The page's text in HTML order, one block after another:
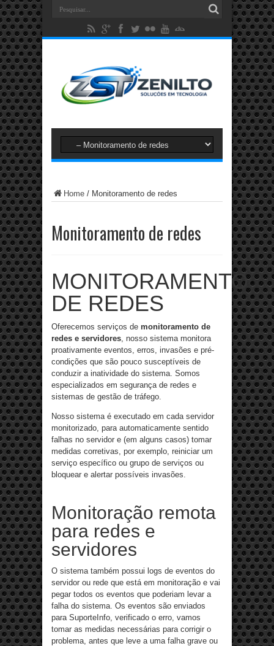
Home / Monitoramento de redes
Monitoramento de redes
MONITORAMENTO
DE REDES
Oferecemos serviços de monitoramento de
redes e servidores, nosso sistema monitora
proativamente eventos, erros, invasões e pré-
condições que são pouco susceptíveis de
conduzir a inatividade do sistema. Somos
especializados em segurança de redes e
sistemas de gestão de tráfego.
Nosso sistema é executado em cada servidor
monitorizado, para automaticamente sentido
falhas no servidor e (em alguns casos) tomar
medidas corretivas, por exemplo, reiniciar um
serviço específico ou grupo de serviços ou
bloquear e alertar possíveis invasões.
Monitoração remota
para redes e
servidores
O sistema também possui logs de eventos do
servidor ou rede que está em monitoração e vai
pegar todos os eventos que poderiam levar a
falha do sistema. Os eventos são enviados
para SuporteInfo, verificado o erro, vamos
tomar as medidas necessárias para corrigir o
problema, antes que leve a uma falha grave ou